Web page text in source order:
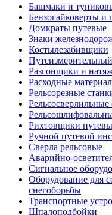
Башмаки и
Бензогайковерты
Домкраты путевые
Знаки
Костылезабивщики
Разгонщики и
Расходные
Рельсорезные
Рельсосверлильные
Рихтовщики
Ручной путевой
Сверла рельсовые
Аварийно-
Сигнальное
Оборудование для
снегоборьбы
Транспортные
Шпалоподбойки